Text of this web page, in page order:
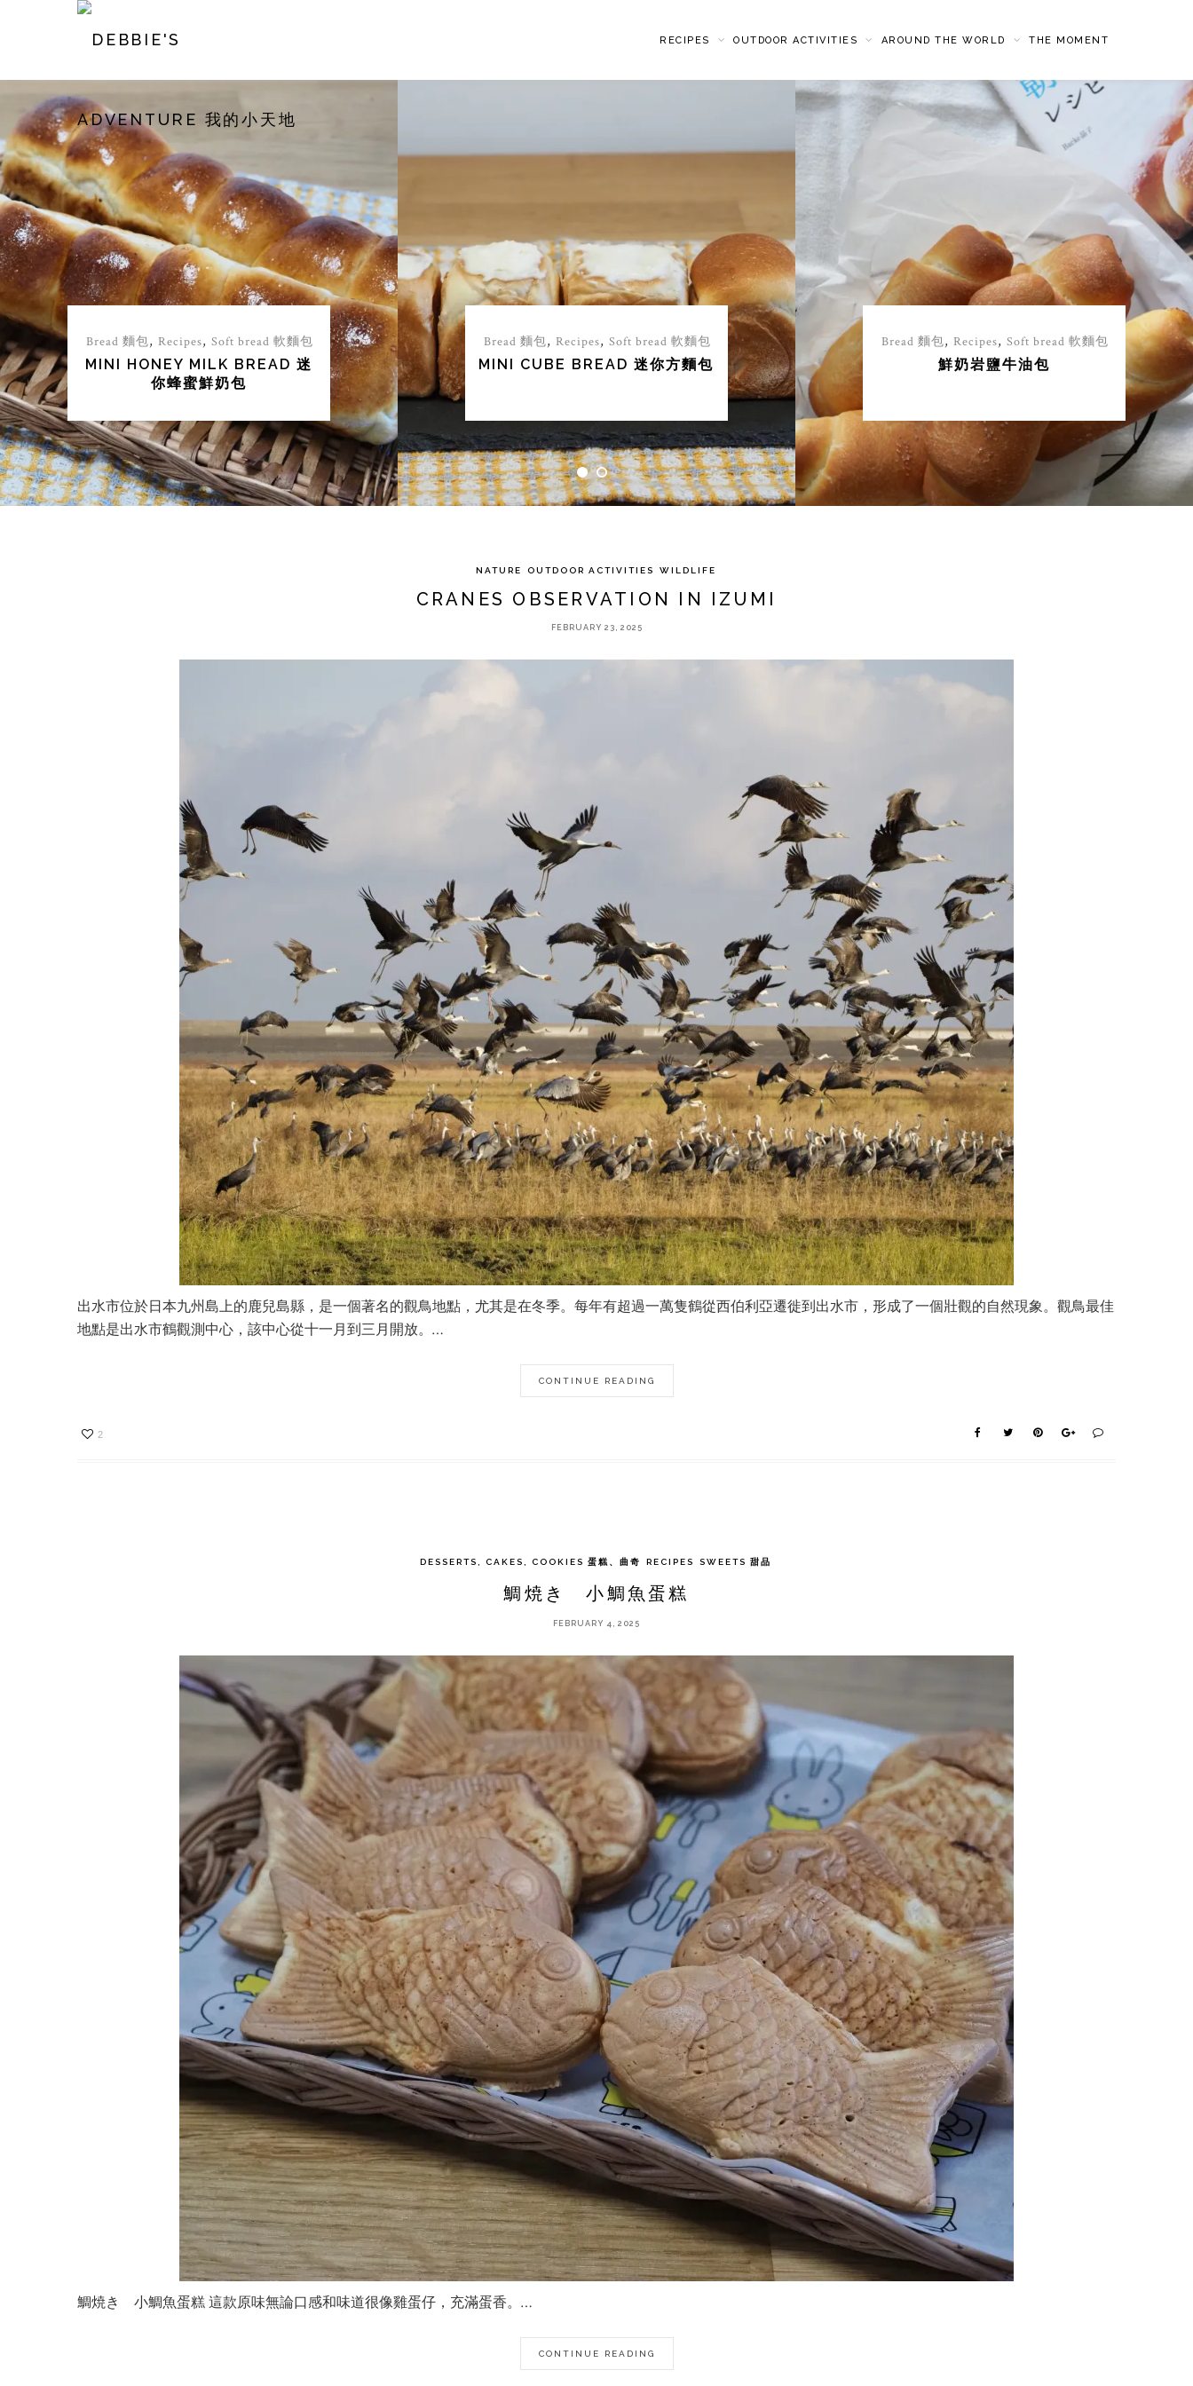
RECIPES OUTDOOR ACTIVITIES AROUND THE WORLD THE MOMENT
Bread 麵包, Recipes, Soft bread 軟麵包
MINI CUBE BREAD 迷你方麵包
Bread 麵包, Recipes, Soft bread 軟麵包
鮮奶岩鹽牛油包
Recipes,洋風料理
SPAGHETTI NAPOLITAN スパ
NATURE OUTDOOR ACTIVITIES WILDLIFE
CRANES OBSERVATION IN IZUMI
FEBRUARY 23, 2025
出水市位於日本九州島上的鹿兒島縣，是一個著名的觀鳥地點，尤其是在冬季。每年有超過一萬隻鶴從西伯利亞遷徙到出水市，形成了一個壯觀的自然現象。觀鳥最佳
地點是出水市鶴觀測中心，該中心從十一月到三月開放。…
CONTINUE READING
2
DESSERTS, CAKES, COOKIES 蛋糕、曲奇 RECIPES SWEETS 甜品
鯛焼き 小鯛魚蛋糕
FEBRUARY 4, 2025
鯛焼き 小鯛魚蛋糕 這款原味無論口感和味道很像雞蛋仔，充滿蛋香。…
CONTINUE READING